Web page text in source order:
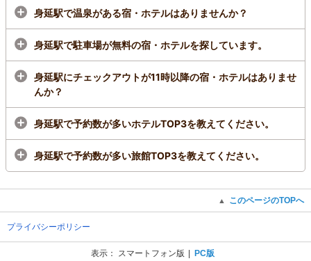
身延駅で温泉がある宿・ホテルはありませんか？
身延駅で駐車場が無料の宿・ホテルを探しています。
身延駅にチェックアウトが11時以降の宿・ホテルはありませ
んか？
身延駅で予約数が多いホテルTOP3を教えてください。
身延駅で予約数が多い旅館TOP3を教えてください。
▲ このページのTOPへ
プライバシーポリシー
表示： スマートフォン版 PC版